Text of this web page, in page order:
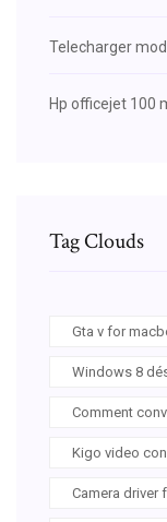
Telecharger
Hp officejet 100
Tag Clouds
Gta v for
Windows 8
Comment
Kigo video
Camera driver